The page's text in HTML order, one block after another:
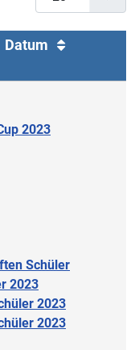
Datum
2023
Schüler
2023
2023
2023